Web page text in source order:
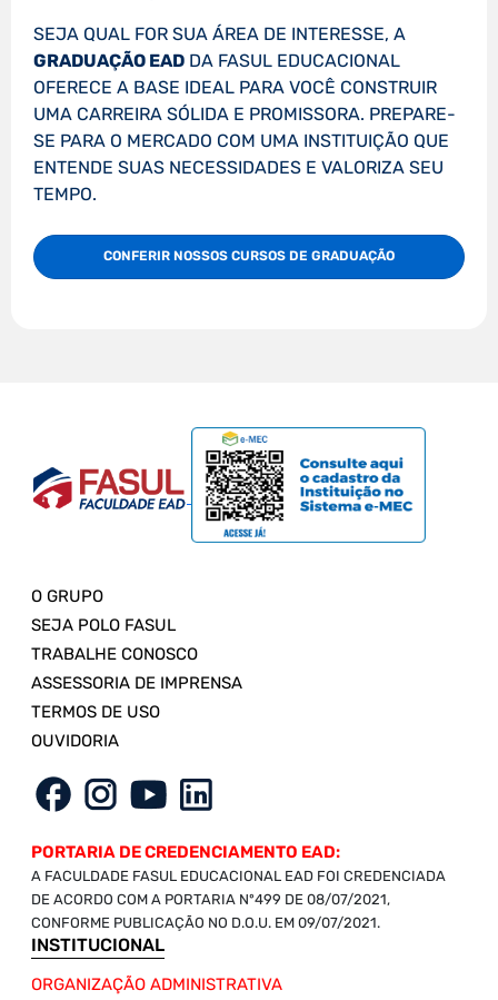
SEJA QUAL FOR SUA ÁREA DE INTERESSE, A
GRADUAÇÃO EAD DA FASUL EDUCACIONAL
OFERECE A BASE IDEAL PARA VOCÊ CONSTRUIR
UMA CARREIRA SÓLIDA E PROMISSORA. PREPARE-
SE PARA O MERCADO COM UMA INSTITUIÇÃO QUE
ENTENDE SUAS NECESSIDADES E VALORIZA SEU
TEMPO.
CONFERIR NOSSOS CURSOS DE GRADUAÇÃO
O GRUPO
SEJA POLO FASUL
TRABALHE CONOSCO
ASSESSORIA DE IMPRENSA
TERMOS DE USO
OUVIDORIA
PORTARIA DE CREDENCIAMENTO EAD:
A FACULDADE FASUL EDUCACIONAL EAD FOI CREDENCIADA
DE ACORDO COM A PORTARIA Nº499 DE 08/07/2021,
CONFORME PUBLICAÇÃO NO D.O.U. EM 09/07/2021.
INSTITUCIONAL
ORGANIZAÇÃO ADMINISTRATIVA